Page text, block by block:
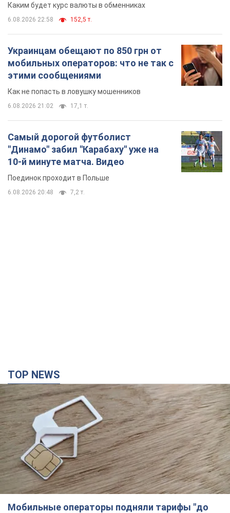
Каким будет курс валюты в обменниках
6.08.2026 22:58 152,5 т.
Украинцам обещают по 850 грн от
мобильных операторов: что не так с
этими сообщениями
Как не попасть в ловушку мошенников
6.08.2026 21:02 17,1 т.
Самый дорогой футболист
"Динамо" забил "Карабаху" уже на
10-й минуте матча. Видео
Поединок проходит в Польше
6.08.2026 20:48 7,2 т.
TOP NEWS
Мобильные операторы подняли тарифы "до